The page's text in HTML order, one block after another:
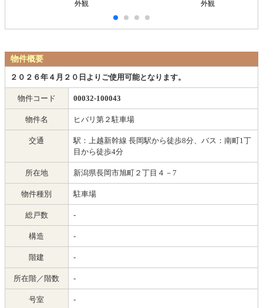
外観 外観
物件概要
２０２６年４月２０日よりご使用可能となります。
物件コード 00032-100043
物件名 ヒバリ第２駐車場
交通
駅：上越新幹線 長岡駅から徒歩8分、バス：南町1丁
目から徒歩4分
所在地 新潟県長岡市旭町２丁目４－7
物件種別 駐車場
総戸数 -
構造 -
階建 -
所在階／階数 -
号室 -